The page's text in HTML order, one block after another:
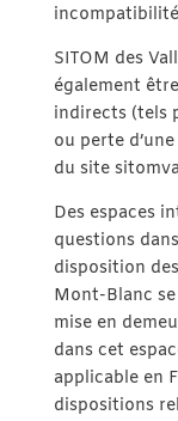
SITOM des
également
indirects (tels
ou perte
du site
Des espaces
questions
disposition
Mont-Blanc
mise en
dans cet
applicable en
dispositions